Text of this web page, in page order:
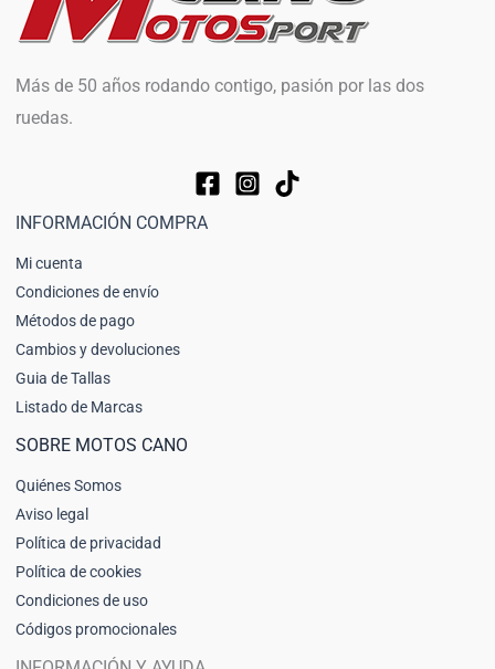
Más de 50 años rodando contigo, pasión por las dos
ruedas.
INFORMACIÓN COMPRA
Mi cuenta
Condiciones de envío
Métodos de pago
Cambios y devoluciones
Guia de Tallas
Listado de Marcas
SOBRE MOTOS CANO
Quiénes Somos
Aviso legal
Política de privacidad
Política de cookies
Condiciones de uso
Códigos promocionales